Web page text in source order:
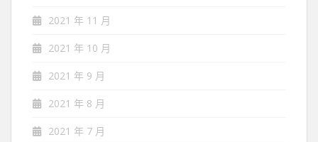
2021 年 11 月
2021 年 10 月
2021 年 9 月
2021 年 8 月
2021 年 7 月